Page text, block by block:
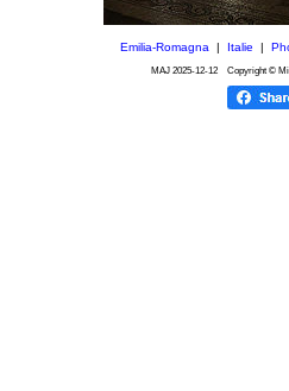
Emilia-Romagna| Italie
MAJ 2025-12-12Copyright ©